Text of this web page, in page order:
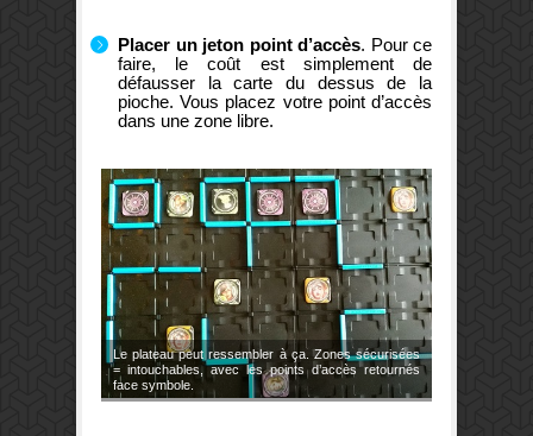
Placer un jeton point d’accès. Pour ce
faire, le coût est simplement de
défausser la carte du dessus de la
pioche. Vous placez votre point d’accès
dans une zone libre.
Le plateau peut ressembler à ça. Zones sécurisées
= intouchables, avec les points d’accès retournés
face symbole.